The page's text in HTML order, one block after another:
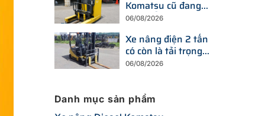
Komatsu cũ đang
thay đổi ra sao trước
thiết bị mới?
06/08/2026
Xe nâng điện 2 tấn
có còn là tải trọng
được doanh nghiệp
06/08/2026
Danh mục sản phẩm